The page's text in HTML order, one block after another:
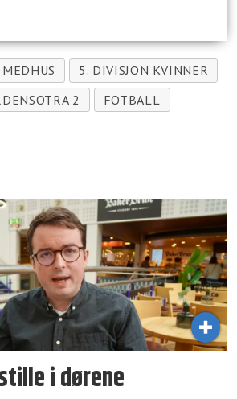
5. DIVISJON KVINNER
2
FOTBALL
i dørene